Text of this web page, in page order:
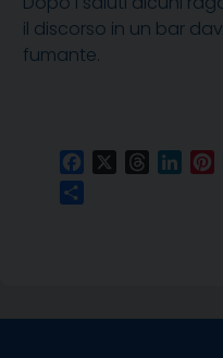
il discorso in un bar
fumante.
FacebookThreads